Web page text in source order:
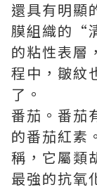
還具有明顯
膜組織的“
的粘性表層
程中，皺紋
了。
番茄。番茄
的番茄紅素
稱，它屬類
最強的抗氧